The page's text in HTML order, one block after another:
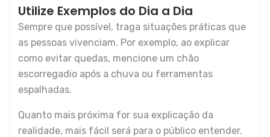
Utilize Exemplos do Dia a Dia
Sempre que possível, traga situações práticas que
as pessoas vivenciam. Por exemplo, ao explicar
como evitar quedas, mencione um chão
escorregadio após a chuva ou ferramentas
espalhadas.
Quanto mais próxima for sua explicação da
realidade, mais fácil será para o público entender.